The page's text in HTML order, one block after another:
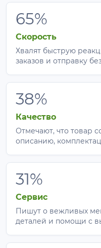
65%
Скорость
Хвалят быструю
заказов и отправку
38%
Качество
Отмечают, что товар
описанию,
31%
Сервис
Пишут о вежливых
деталей и помощи с